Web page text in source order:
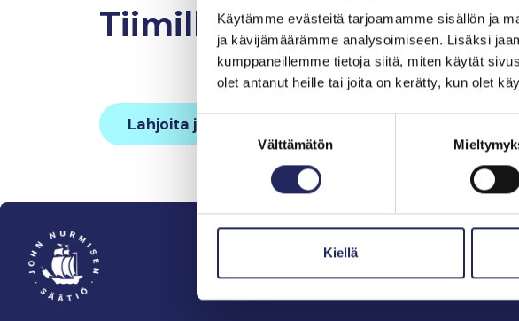
Käytämme evästeitä tarjoamamme sisällön ja
ja kävijämäärämme analysoimiseen. Lisäksi
kumppaneillemme tietoja siitä, miten käytät
olet antanut heille tai joita on kerätty, kun olet
Suostumuksen
valinta
Välttämätön
Kiellä
Tiimille tehdyt
Lahjoita ja liity tähän tiimiin